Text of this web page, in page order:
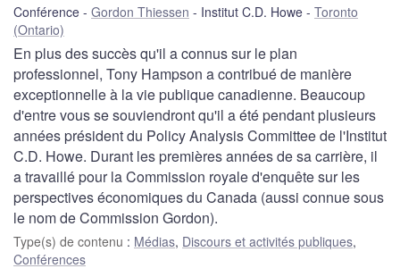
Conférence Gordon Thiessen Institut C.D. Howe
Toronto
(Ontario)
En plus des succès qu'il a connus sur le plan
professionnel, Tony Hampson a contribué de manière
exceptionnelle à la vie publique canadienne. Beaucoup
d'entre vous se souviendront qu'il a été pendant plusieurs
années président du Policy Analysis Committee de l'Institut
C.D. Howe. Durant les premières années de sa carrière, il
a travaillé pour la Commission royale d'enquête sur les
perspectives économiques du Canada (aussi connue sous
le nom de Commission Gordon).
Type(s) de contenu : Médias, Discours et activités publiques,
Conférences